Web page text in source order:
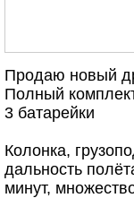
Продаю новый
Полный
3 батарейки
Колонка,
дальность
минут,